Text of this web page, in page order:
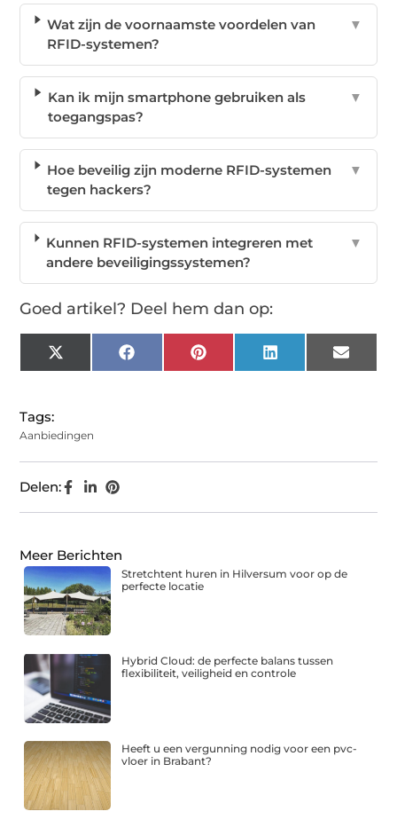
Wat zijn de voornaamste voordelen van
RFID-systemen?
▼
Kan ik mijn smartphone gebruiken als
toegangspas?
▼
Hoe beveilig zijn moderne RFID-systemen
tegen hackers?
▼
Kunnen RFID-systemen integreren met
andere beveiligingssystemen?
▼
Goed artikel? Deel hem dan op:
X
(Twitter)
Facebook Pinterest LinkedIn Email
Tags:
Aanbiedingen
Delen:
Meer Berichten
Stretchtent huren in Hilversum voor op de
perfecte locatie
Hybrid Cloud: de perfecte balans tussen
flexibiliteit, veiligheid en controle
Heeft u een vergunning nodig voor een pvc-
vloer in Brabant?